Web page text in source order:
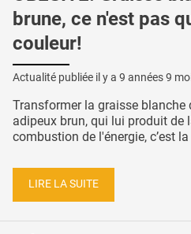
brune, ce n'est pas
couleur!
Actualité publiée il y a 9 années 9
Transformer la graisse blanche
adipeux brun, qui lui produit de
combustion de l'énergie, c’est
LIRE LA SUITE